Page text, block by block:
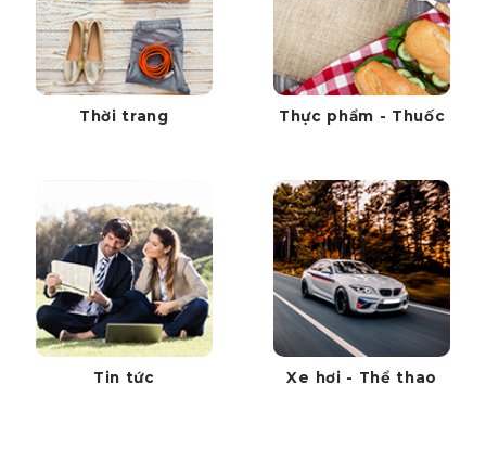
Thời trang Thực phẩm - Thuốc
Tin tức Xe hơi - Thể thao